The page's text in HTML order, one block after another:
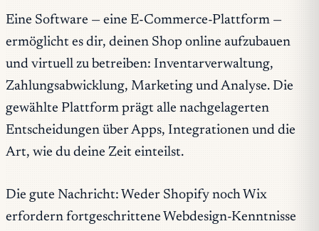
Eine Software — eine E-Commerce-Plattform —
ermöglicht es dir, deinen Shop online aufzubauen
und virtuell zu betreiben: Inventarverwaltung,
Zahlungsabwicklung, Marketing und Analyse. Die
gewählte Plattform prägt alle nachgelagerten
Entscheidungen über Apps, Integrationen und die
Art, wie du deine Zeit einteilst.
Die gute Nachricht: Weder Shopify noch Wix
erfordern fortgeschrittene Webdesign-Kenntnisse